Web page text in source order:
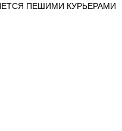
ПЕШИМИ КУРЬЕРАМИ